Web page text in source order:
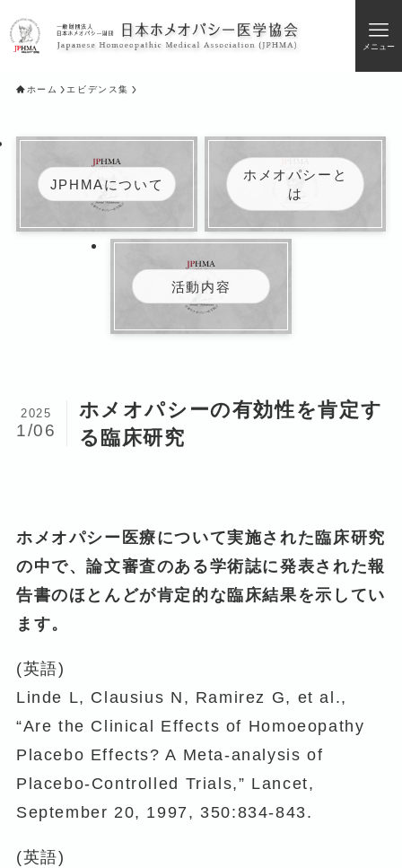
メニュー
ホーム エビデンス集
JPHMAについて
ホメオパシーと
は
活動内容
ホメオパシーの有効性を肯定す
る臨床研究
2025
1/06
ホメオパシー医療について実施された臨床研究
の中で、論文審査のある学術誌に発表された報
告書のほとんどが肯定的な臨床結果を示してい
ます。
(英語)
Linde L, Clausius N, Ramirez G, et al.,
“Are the Clinical Effects of Homoeopathy
Placebo Effects? A Meta-analysis of
Placebo-Controlled Trials,” Lancet,
September 20, 1997, 350:834-843.
(英語)